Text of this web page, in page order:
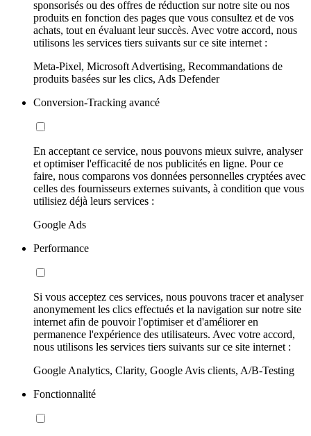
sponsorisés ou des offres de réduction sur notre site ou nos
produits en fonction des pages que vous consultez et de vos
achats, tout en évaluant leur succès. Avec votre accord, nous
utilisons les services tiers suivants sur ce site internet :
Meta-Pixel, Microsoft Advertising, Recommandations de
produits basées sur les clics, Ads Defender
Conversion-Tracking avancé
En acceptant ce service, nous pouvons mieux suivre, analyser
et optimiser l'efficacité de nos publicités en ligne. Pour ce
faire, nous comparons vos données personnelles cryptées avec
celles des fournisseurs externes suivants, à condition que vous
utilisiez déjà leurs services :
Google Ads
Performance
Si vous acceptez ces services, nous pouvons tracer et analyser
anonymement les clics effectués et la navigation sur notre site
internet afin de pouvoir l'optimiser et d'améliorer en
permanence l'expérience des utilisateurs. Avec votre accord,
nous utilisons les services tiers suivants sur ce site internet :
Google Analytics, Clarity, Google Avis clients, A/B-Testing
Fonctionnalité